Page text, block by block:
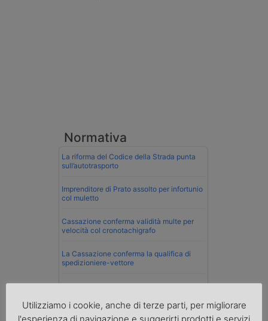
Normativa
La riforma del Codice della Strada punta
sull’autotrasporto
Imprenditore di Prato assolto per infortunio
col muletto
Cassazione conferma validità multe per
velocità col cronotachigrafo
La Cassazione conferma la qualifica di
spedizioniere-vettore
Esenzione Iva nei trasporti internazionali
Utilizziamo i cookie, anche di terze parti, per migliorare